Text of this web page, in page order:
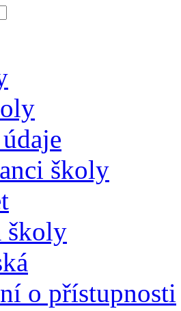
školy
školy
o přístupnosti